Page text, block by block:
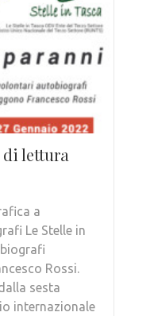
di lettura
a
Le Stelle in
Rossi.
sesta
internazionale